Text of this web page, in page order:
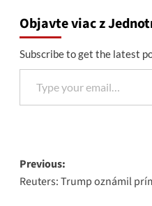
Objavte viac z
Subscribe to get the latest
Type your email…
Post
navigation
Previous:
Reuters: Trump oznámil